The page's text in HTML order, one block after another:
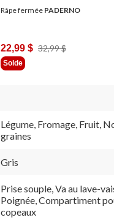
Râpe fermée PADERNO
22,99 $ 32,99 $Prix
Solde
Légume, Fromage, Fruit,
graines
Gris
Prise souple, Va au lave-
Poignée, Compartiment
copeaux